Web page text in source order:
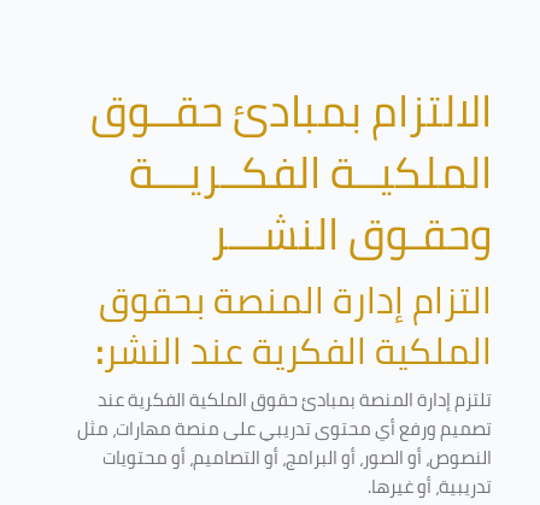
الالتزام بمبادئ حقــوق
الملكيــة الفكــريـــة
وحقـوق النشـــر
التزام إدارة المنصة بحقوق
الملكية الفكرية عند النشر:
تلتزم إدارة المنصة بمبادئ حقوق الملكية الفكرية عند
تصميم ورفع أي محتوى تدريبي على منصة مهارات، مثل
النصوص، أو الصور، أو البرامج، أو التصاميم، أو محتويات
تدريبية، أو غيرها.